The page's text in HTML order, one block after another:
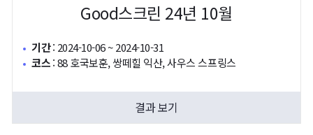
Good스크린 24년 10월
기간: 2024-10-06 ~ 2024-10-31
코스:88 호국보훈, 쌍떼힐 익산, 사우스 스프링스
결과 보기